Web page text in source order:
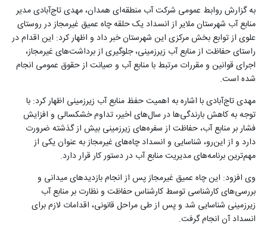
به گزارش روابط عمومی شرکت آب منطقه‌ای همدان، مهدی تاج‌آبادی مدیر
منابع آب شهرستان ملایر از انسداد یک حلقه چاه عمیق غیرمجاز در روستای
علوی از توابع بخش مرکزی این شهرستان خبر داد و اظهار کرد: این اقدام در
راستای حفاظت از منابع آب زیرزمینی، جلوگیری از برداشت‌های غیرمجاز،
اجرای قوانین و مقررات مرتبط با منابع آب و صیانت از حقوق عمومی انجام
شده است.
مهدی تاج‌آبادی با اشاره به اهمیت حفظ منابع آب زیرزمینی اظهار کرد: با
توجه به کاهش بارندگی‌ها در سال‌های اخیر، تداوم خشکسالی و افزایش
فشار بر منابع آب، حفاظت از سفره‌های زیرزمینی بیش از گذشته ضرورت
دارد و از این‌رو، شناسایی و انسداد چاه‌های غیرمجاز به عنوان یکی از
مهم‌ترین برنامه‌های مدیریت منابع آب در دستور کار قرار دارد.
وی افزود: این چاه عمیق غیرمجاز پس از انجام بازدیدهای میدانی و
بررسی‌های کارشناسی توسط کارشناس حفاظت و نظارت بر منابع آب
زیرزمینی شناسایی شد و پس از طی مراحل قانونی، اقدامات لازم برای
انسداد آن انجام گرفت.